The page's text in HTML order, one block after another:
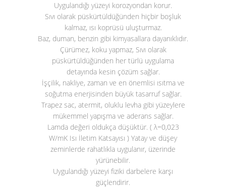
Uygulandığı yüzeyi korozyondan korur.
Sıvı olarak püskürtüldüğünden hiçbir boşluk
kalmaz, ısı koprüsü uluşturmaz.
Baz, duman, benzin gibi kimyasallara dayanıklıdır.
Çürümez, koku yapmaz, Sıvı olarak
püskürtüldüğünden her türlü uygulama
detayında kesin çözüm sağlar.
İşçilik, nakliye, zaman ve en önemlisi ısıtma ve
soğutma enerjisinden büyük tasarruf sağlar.
Trapez sac, atermit, oluklu levha gibi yüzeylere
mükemmel yapışma ve aderans sağlar.
Lamda değeri oldukça düşüktür. ( λ=0,023
W/mK Isı İletim Katsayısı ) Yatay ve düşey
zeminlerde rahatlıkla uygulanır, üzerinde
yürünebilir.
Uygulandığı yüzeyi fiziki darbelere karşı
güçlendirir.